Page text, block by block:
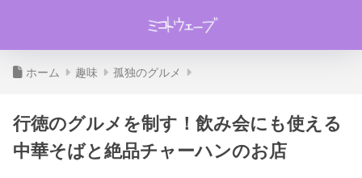
ホーム 趣味 孤独のグルメ
行徳のグルメを制す！飲み会にも使える
中華そばと絶品チャーハンのお店